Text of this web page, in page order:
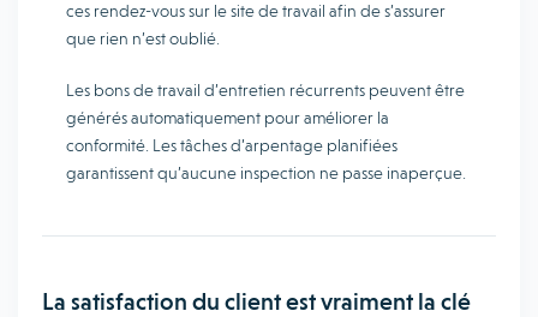
ces rendez-vous sur le site de travail afin de s’assurer
que rien n’est oublié.
Les bons de travail d’entretien récurrents peuvent être
générés automatiquement pour améliorer la
conformité. Les tâches d’arpentage planifiées
garantissent qu’aucune inspection ne passe inaperçue.
La satisfaction du client est vraiment la clé